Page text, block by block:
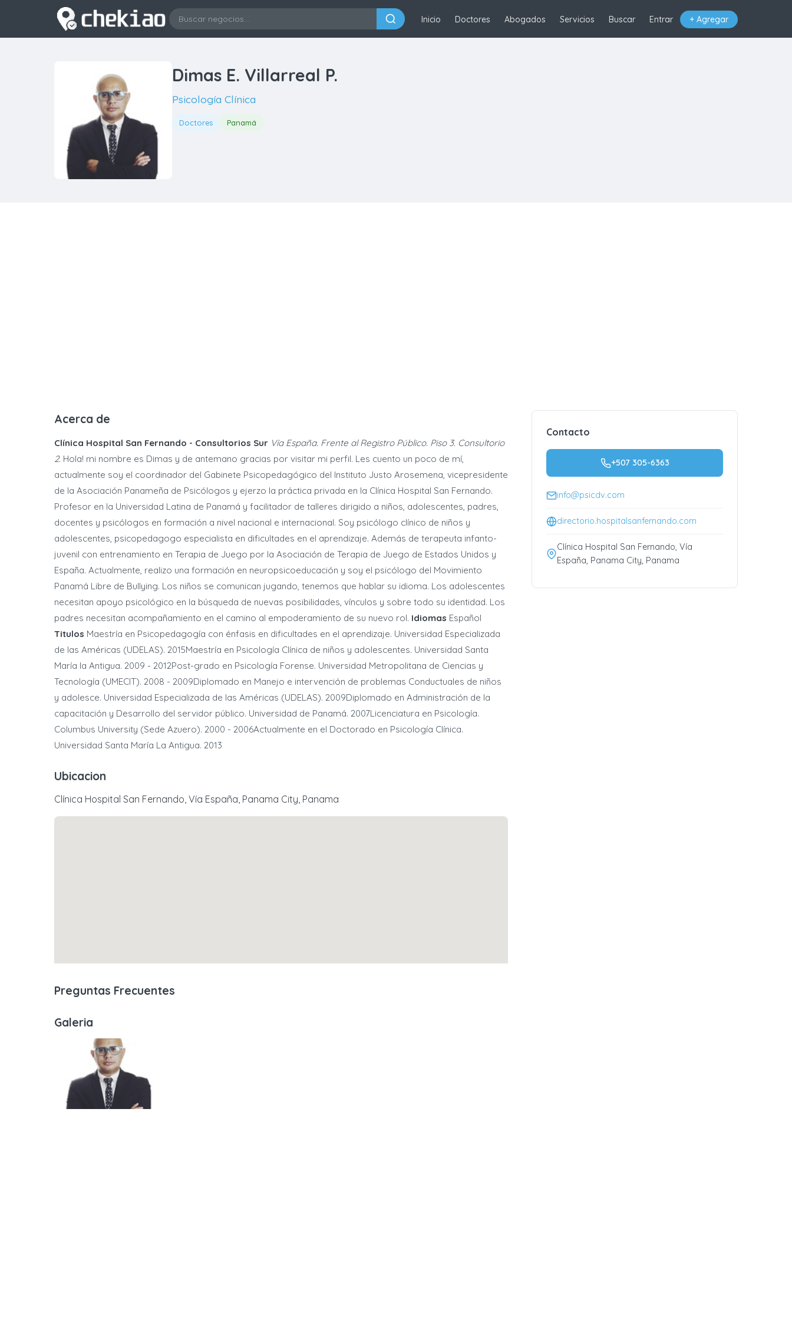
Inicio Doctores Abogados Servicios Buscar Entrar + Agregar
Dimas E. Villarreal P.
Psicología Clínica
Doctores Panamá
Acerca de
Clínica Hospital San Fernando - Consultorios Sur Vía España. Frente al Registro Público. Piso 3. Consultorio
2. Hola! mi nombre es Dimas y de antemano gracias por visitar mi perfil. Les cuento un poco de mí,
actualmente soy el coordinador del Gabinete Psicopedagógico del Instituto Justo Arosemena, vicepresidente
de la Asociación Panameña de Psicólogos y ejerzo la práctica privada en la Clínica Hospital San Fernando.
Profesor en la Universidad Latina de Panamá y facilitador de talleres dirigido a niños, adolescentes, padres,
docentes y psicólogos en formación a nivel nacional e internacional. Soy psicólogo clínico de niños y
adolescentes, psicopedagogo especialista en dificultades en el aprendizaje. Además de terapeuta infanto-
juvenil con entrenamiento en Terapia de Juego por la Asociación de Terapia de Juego de Estados Unidos y
España. Actualmente, realizo una formación en neuropsicoeducación y soy el psicólogo del Movimiento
Panamá Libre de Bullying. Los niños se comunican jugando, tenemos que hablar su idioma. Los adolescentes
necesitan apoyo psicológico en la búsqueda de nuevas posibilidades, vínculos y sobre todo su identidad. Los
padres necesitan acompañamiento en el camino al empoderamiento de su nuevo rol. Idiomas Español
Titulos Maestría en Psicopedagogía con énfasis en dificultades en el aprendizaje. Universidad Especializada
de las Américas (UDELAS). 2015Maestría en Psicología Clínica de niños y adolescentes. Universidad Santa
María la Antigua. 2009 - 2012Post-grado en Psicología Forense. Universidad Metropolitana de Ciencias y
Tecnología (UMECIT). 2008 - 2009Diplomado en Manejo e intervención de problemas Conductuales de niños
y adolesce. Universidad Especializada de las Américas (UDELAS). 2009Diplomado en Administración de la
capacitación y Desarrollo del servidor público. Universidad de Panamá. 2007Licenciatura en Psicología.
Columbus University (Sede Azuero). 2000 - 2006Actualmente en el Doctorado en Psicología Clínica.
Universidad Santa María La Antigua. 2013
Ubicacion
Clínica Hospital San Fernando, Vía España, Panama City, Panama
Preguntas Frecuentes
Galeria
Contacto
+507 305-6363
info@psicdv.com
directorio.hospitalsanfernando.com
Clínica Hospital San Fernando, Vía
España, Panama City, Panama